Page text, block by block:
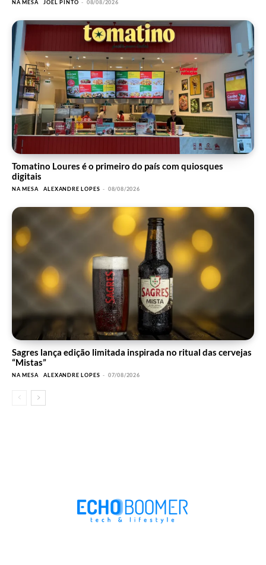
NA MESA JOEL PINTO - 08/08/2026
Tomatino Loures é o primeiro do país com quiosques
digitais
NA MESA ALEXANDRE LOPES - 08/08/2026
Sagres lança edição limitada inspirada no ritual das cervejas
“Mistas”
NA MESA ALEXANDRE LOPES - 07/08/2026